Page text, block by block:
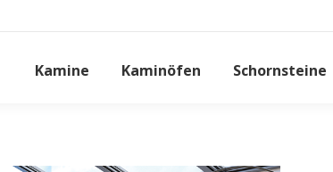
Kamine Kaminöfen Schornsteine